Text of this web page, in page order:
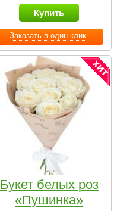
Заказать в один клик
Купить
Букет белых роз
«Пушинка»